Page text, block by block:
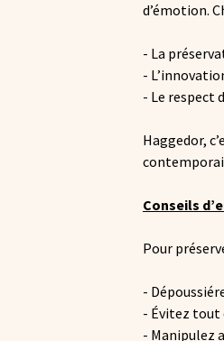
d’émotion.
- La
-
- Le respect
Haggedor,
Conseils
Pour
-
- Évitez tout
- Manipulez